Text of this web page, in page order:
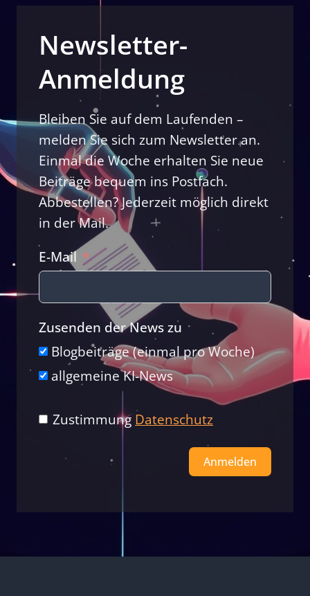
Newsletter-
Anmeldung
Bleiben Sie auf dem Laufenden –
melden Sie sich zum Newsletter an.
Einmal die Woche erhalten Sie neue
Beiträge bequem ins Postfach.
Abbestellen? Jederzeit möglich direkt
in der Mail.
E-Mail
Zusenden der News zu
Blogbeiträge (einmal pro Woche)
allgemeine KI-News
Zustimmung Datenschutz
Anmelden